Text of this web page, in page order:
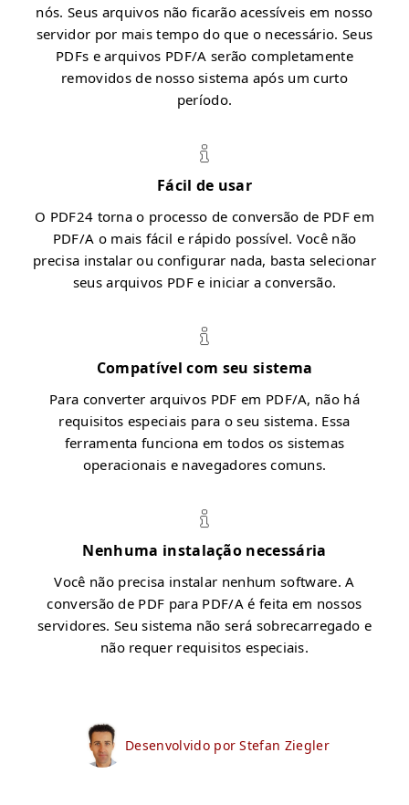
nós. Seus arquivos não ficarão acessíveis em nosso
servidor por mais tempo do que o necessário. Seus
PDFs e arquivos PDF/A serão completamente
removidos de nosso sistema após um curto
período.
Fácil de usar
O PDF24 torna o processo de conversão de PDF em
PDF/A o mais fácil e rápido possível. Você não
precisa instalar ou configurar nada, basta selecionar
seus arquivos PDF e iniciar a conversão.
Compatível com seu sistema
Para converter arquivos PDF em PDF/A, não há
requisitos especiais para o seu sistema. Essa
ferramenta funciona em todos os sistemas
operacionais e navegadores comuns.
Nenhuma instalação necessária
Você não precisa instalar nenhum software. A
conversão de PDF para PDF/A é feita em nossos
servidores. Seu sistema não será sobrecarregado e
não requer requisitos especiais.
Desenvolvido por Stefan Ziegler